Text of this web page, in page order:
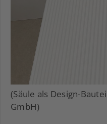
(Säule als Design-
GmbH)